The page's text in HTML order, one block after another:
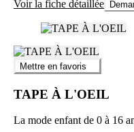
Voir la fiche détaillée
Mettre en favoris
TAPE À L'OEIL
La mode enfant de 0 à 16